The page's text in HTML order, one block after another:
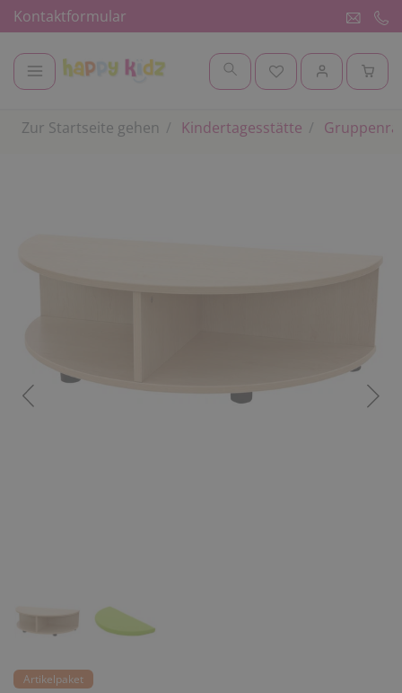
Kontaktformular
Zur Startseite gehen Kindertagesstätte
Artikelpaket